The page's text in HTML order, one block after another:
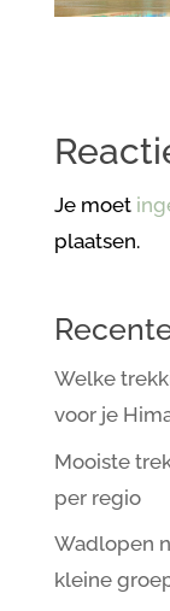
Je moet
plaatsen.
Welke
voor je
Mooiste
per regio
Wadlopen
kleine